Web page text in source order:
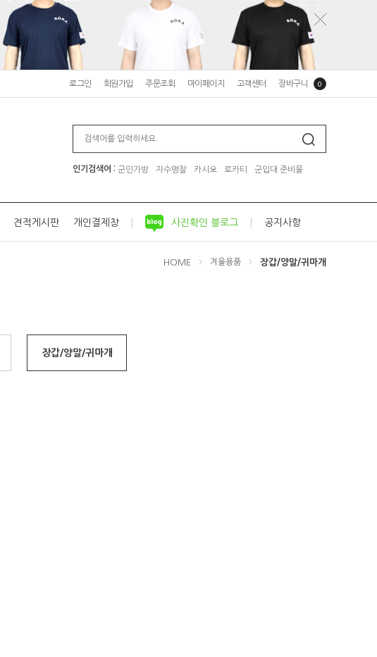
로그인 회원가입 주문조회 마이페이지 고객센터 장바구니 0
인기검색어 : 군인가방 자수명찰 카시오 로카티 군입대 준비물
견적게시판 개인결제창 사진확인 블로그 공지사항
HOME > 겨울용품 > 장갑/양말/귀마개
장갑/양말/귀마개